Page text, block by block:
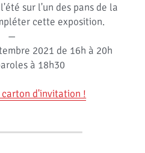
sur l'un des pans de la
cette exposition.
—
2021 de 16h à 20h
à 18h30
d'invitation !